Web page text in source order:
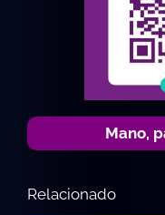
Mano,
Relacionado